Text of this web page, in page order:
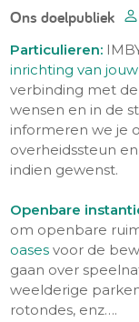
Ons doelpubliek
Particulieren:
inrichting van
verbinding met
wensen en in de
informeren we je
overheidssteun
indien gewenst.
Openbare
om openbare
oases voor de
gaan over
weelderige
rotondes, enz….